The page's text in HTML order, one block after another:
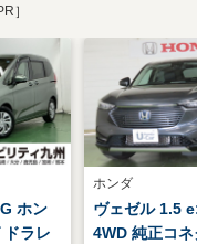
］
ホン
ドラレ
ホンダ
ヴェゼル 1.5
4WD 純正コ